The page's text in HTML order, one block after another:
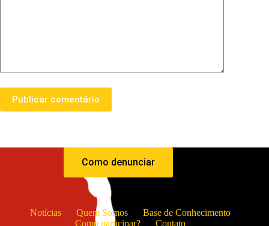
Publicar comentário
Como denunciar
Notícias Quem Somos
Base de Conhecimento
Como participar?
Contato